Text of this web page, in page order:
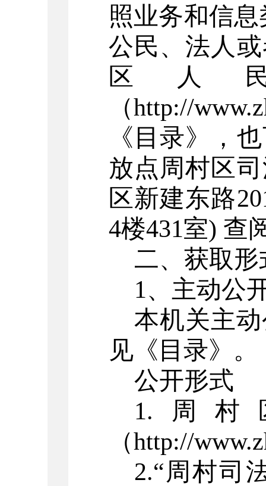
照业务和信
公民、法人
区人
（http://
《 目录》，
放点周村区
区新建东路
4楼431室) 查
二、获取形
1、主动公
本机关主
见《目录》。
公开形式
1. 周村
（http://
2.“周村司